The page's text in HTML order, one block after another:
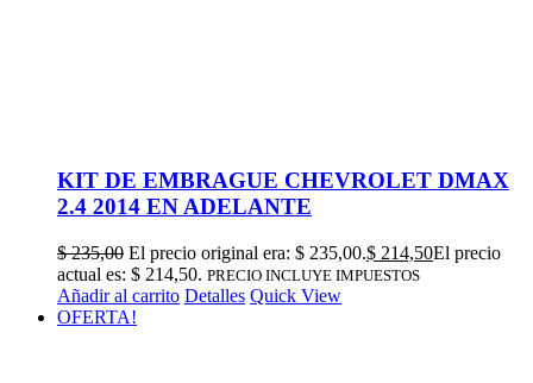
KIT DE EMBRAGUE CHEVROLET DMAX
2.4 2014 EN ADELANTE
$235,00 El precio original era: $ 235,00.$ 214,50El precio
actual es: $ 214,50. PRECIO INCLUYE IMPUESTOS
Añadir al carrito Detalles Quick View
OFERTA!